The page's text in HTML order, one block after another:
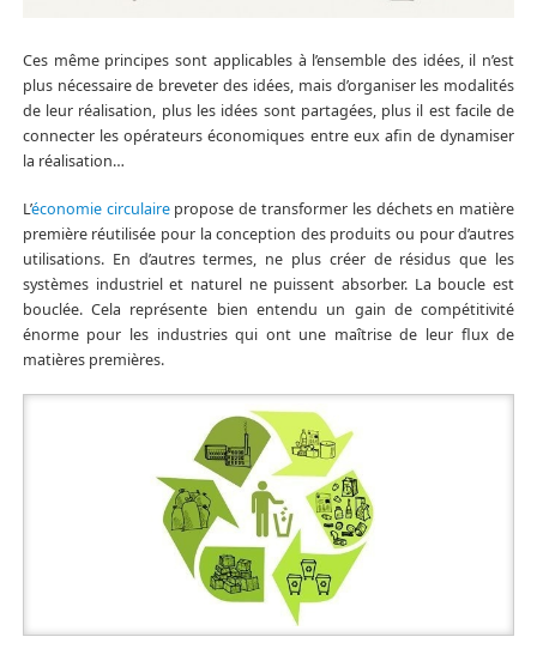
Ces même principes sont applicables à l’ensemble des idées, il n’est
plus nécessaire de breveter des idées, mais d’organiser les modalités
de leur réalisation, plus les idées sont partagées, plus il est facile de
connecter les opérateurs économiques entre eux afin de dynamiser
la réalisation…
L’économie circulairepropose de transformer les déchets en matière
première réutilisée pour la conception des produits ou pour d’autres
utilisations. En d’autres termes, ne plus créer de résidus que les
systèmes industriel et naturel ne puissent absorber. La boucle est
bouclée. Cela représente bien entendu un gain de compétitivité
énorme pour les industries qui ont une maîtrise de leur flux de
matières premières.